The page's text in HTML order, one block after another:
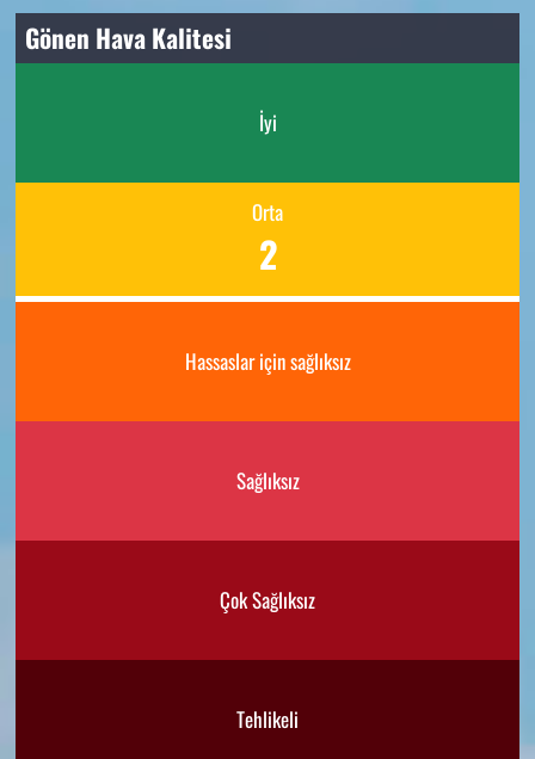
Gönen Hava Kalitesi
İyi
Orta
2
Hassaslar için sağlıksız
Sağlıksız
Çok Sağlıksız
Tehlikeli